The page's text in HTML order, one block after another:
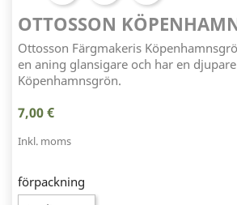
OTTOSSON
Ottosson Färgmakeris
en aning glansigare och har en
Köpenhamnsgrön.
7,00 €
Inkl. moms
förpackning